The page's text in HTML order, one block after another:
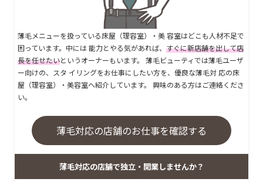
薄毛メニューを扱っている床屋（理容室）・美 容室はどこも人材不足で
困っています。中には 能力とやる気があれば、 すぐに新店舗を出して店
長を任せたいというオーナーもいます。 薄毛ビューティでは薄毛ユーザ
ー向けの、スタ イリングをお仕事にしたい方を、優良な薄毛対 応の床
屋（理容室）・美容室へ紹介しています。 興味のある方はご連絡くださ
い。
薄毛対応の店舗のお仕事を確認する
薄毛対応の店舗で独立・開業しませんか？